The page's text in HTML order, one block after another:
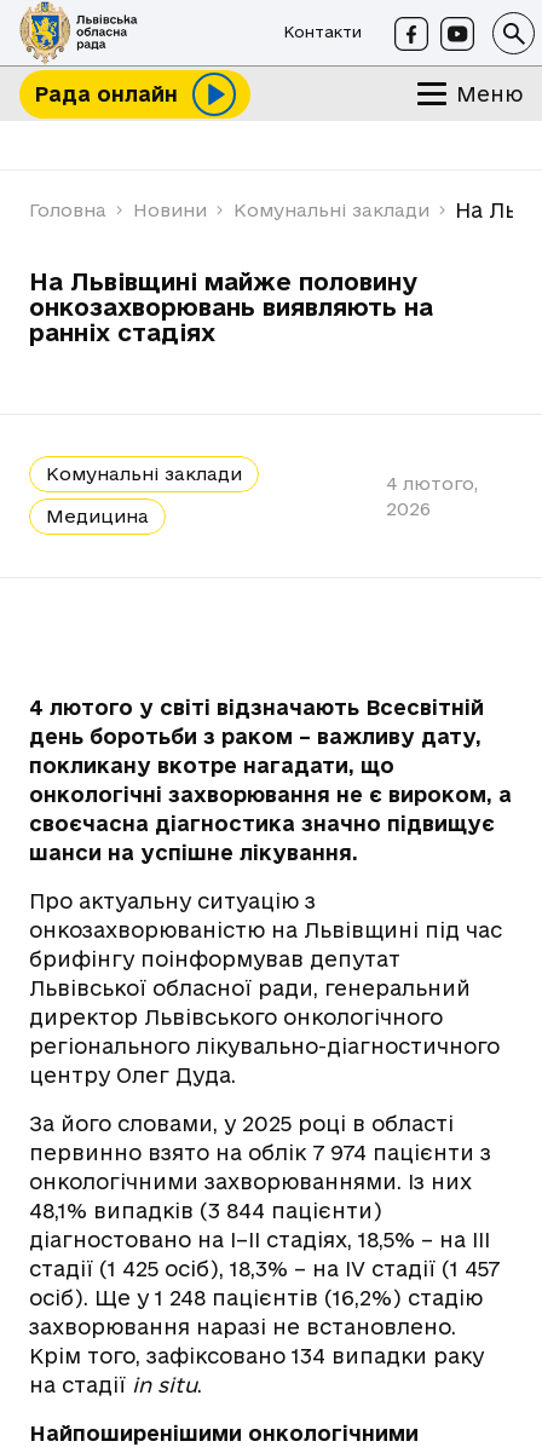
Контакти
Рада онлайн Меню
Головна Новини Комунальні заклади На
На Львівщині майже половину
онкозахворювань виявляють на
ранніх стадіях
Комунальні заклади
Медицина
4 лютого,
2026
4 лютого у світі відзначають Всесвітній
день боротьби з раком – важливу дату,
покликану вкотре нагадати, що
онкологічні захворювання не є вироком, а
своєчасна діагностика значно підвищує
шанси на успішне лікування.
Про актуальну ситуацію з
онкозахворюваністю на Львівщині під час
брифінгу поінформував депутат
Львівської обласної ради, генеральний
директор Львівського онкологічного
регіонального лікувально-діагностичного
центру Олег Дуда.
За його словами, у 2025 році в області
первинно взято на облік 7 974 пацієнти з
онкологічними захворюваннями. Із них
48,1% випадків (3 844 пацієнти)
діагностовано на І–ІІ стадіях, 18,5% – на ІІІ
стадії (1 425 осіб), 18,3% – на IV стадії (1 457
осіб). Ще у 1 248 пацієнтів (16,2%) стадію
захворювання наразі не встановлено.
Крім того, зафіксовано 134 випадки раку
на стадії in situ.
Найпоширенішими онкологічними